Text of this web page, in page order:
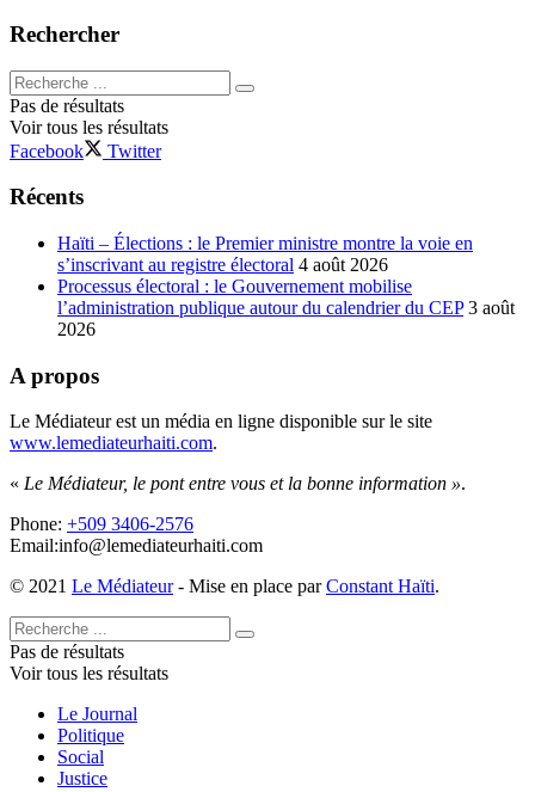
Rechercher
Pas de résultats
Voir tous les résultats
Facebook
Twitter
Récents
Haïti – Élections : le Premier ministre montre la voie en
s’inscrivant au registre électoral 4 août 2026
Processus électoral : le Gouvernement mobilise
l’administration publique autour du calendrier du CEP 3 août
2026
A propos
Le Médiateur est un média en ligne disponible sur le site
www.lemediateurhaiti.com.
« Le Médiateur, le pont entre vous et la bonne information ».
Phone: +509 3406-2576
Email:info@lemediateurhaiti.com
© 2021 Le Médiateur- Mise en place parConstant Haïti.
Pas de résultats
Voir tous les résultats
Le Journal
Politique
Social
Justice